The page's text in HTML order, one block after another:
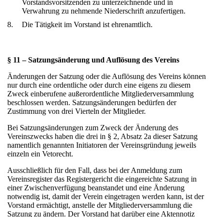
Vorstandsvorsitzenden zu unterzeichnende und in
Verwahrung zu nehmende Niederschrift anzufertigen.
8.
Die Tätigkeit im Vorstand ist ehrenamtlich.
§ 11 – Satzungsänderung und Auflösung des Vereins
Änderungen der Satzung oder die Auflösung des Vereins können
nur durch eine ordentliche oder durch eine eigens zu diesem
Zweck einberufene außerordentliche Mitgliederversammlung
beschlossen werden. Satzungsänderungen bedürfen der
Zustimmung von drei Vierteln der Mitglieder.
Bei Satzungsänderungen zum Zweck der Änderung des
Vereinszwecks haben die drei in § 2, Absatz 2a dieser Satzung
namentlich genannten Initiatoren der Vereinsgründung jeweils
einzeln ein Vetorecht.
Ausschließlich für den Fall, dass bei der Anmeldung zum
Vereinsregister das Registergericht die eingereichte Satzung in
einer Zwischenverfügung beanstandet und eine Änderung
notwendig ist, damit der Verein eingetragen werden kann, ist der
Vorstand ermächtigt, anstelle der Mitgliederversammlung die
Satzung zu ändern. Der Vorstand hat darüber eine Aktennotiz